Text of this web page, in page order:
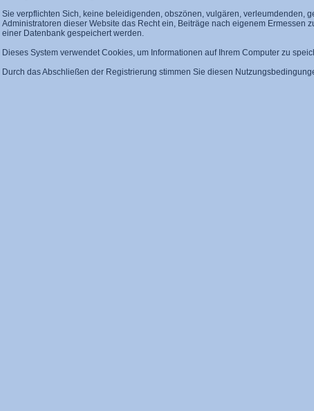
Sie verpflichten Sich, keine beleidigenden, obszönen, vulgären, verleumdenden,
Administratoren dieser Website das Recht ein, Beiträge nach eigenem
einer Datenbank gespeichert werden.
Dieses System verwendet Cookies, um Informationen auf Ihrem Computer zu
Durch das Abschließen der Registrierung stimmen Sie diesen